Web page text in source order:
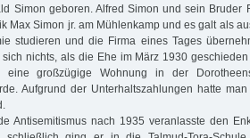
Simon geboren. Alfred Simon und sein Bruder
Max Simon jr. am Mühlenkamp und es galt als
studieren und die Firma eines Tages
nichts, als die Ehe im März 1930
eine großzügige Wohnung in der
Aufgrund der Unterhaltszahlungen hatte
Antisemitismus nach 1935 veranlasste den